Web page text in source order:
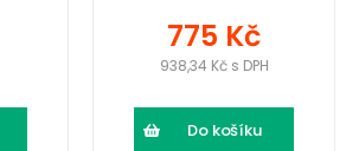
775 Kč
938,34 Kč s DPH
Do košíku